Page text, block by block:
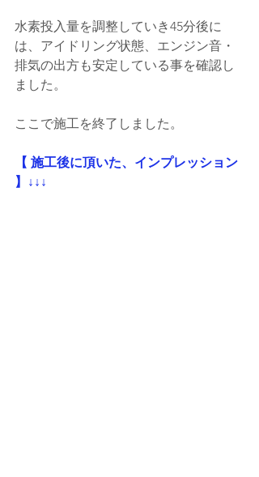
水素投入量を調整していき45分後に
は、アイドリング状態、エンジン音・
排気の出方も安定している事を確認し
ました。
ここで施工を終了しました。
【 施工後に頂いた、インプレッション
】↓↓↓